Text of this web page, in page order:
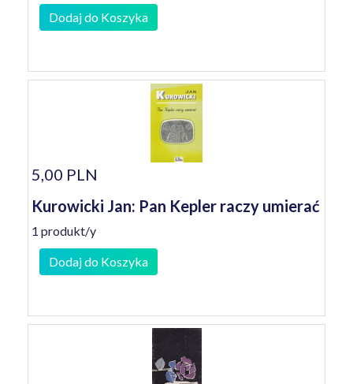
Dodaj do Koszyka
5,00 PLN
Kurowicki Jan: Pan Kepler raczy umierać
1 produkt/y
Dodaj do Koszyka